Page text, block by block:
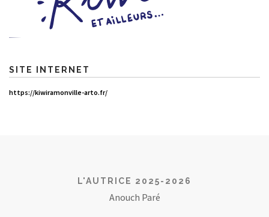
SITE INTERNET
https://kiwiramonville-arto.fr/
L'AUTRICE 2025-2026
Anouch Paré